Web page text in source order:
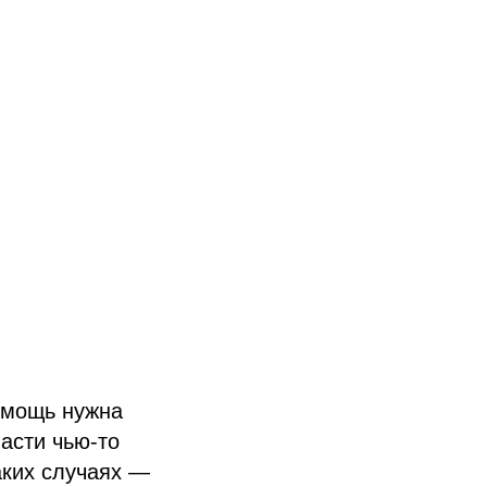
нужна
чью-то
случаях —